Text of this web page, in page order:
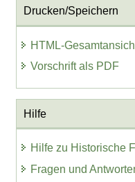
Drucken/Speichern
HTML-
Vorschrift als PDF
Hilfe
Hilfe zu Historische
Fragen und